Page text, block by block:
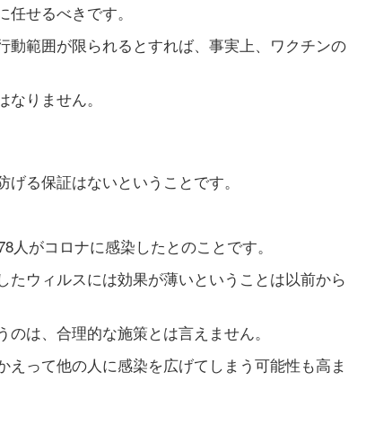
せるべきです。
範囲が限られるとすれば、事実上、ワクチンの
りません。
る保証はないということです。
がコロナに感染したとのことです。
ウィルスには効果が薄いということは以前から
は、合理的な施策とは言えません。
って他の人に感染を広げてしまう可能性も高ま